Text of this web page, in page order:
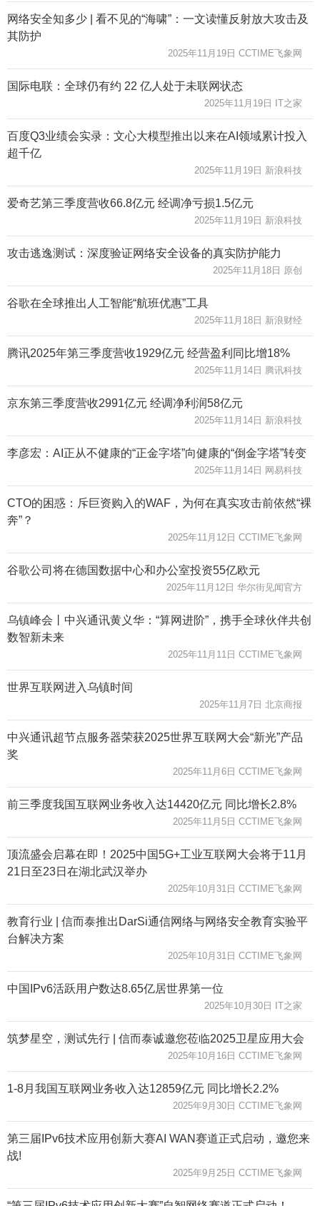
网络安全知多少 | 看不见的“海啸”：一文读懂反射放大攻击及
其防护
2025年11月19日 CCTIME飞象网
国际电联：全球仍有约 22 亿人处于未联网状态
2025年11月19日 IT之家
百度Q3业绩会实录：文心大模型推出以来在AI领域累计投入
超千亿
2025年11月19日 新浪科技
爱奇艺第三季度营收66.8亿元 经调净亏损1.5亿元
2025年11月19日 新浪科技
攻击逃逸测试：深度验证网络安全设备的真实防护能力
2025年11月18日 原创
谷歌在全球推出人工智能“航班优惠”工具
2025年11月18日 新浪财经
腾讯2025年第三季度营收1929亿元 经营盈利同比增18%
2025年11月14日 腾讯科技
京东第三季度营收2991亿元 经调净利润58亿元
2025年11月14日 新浪科技
李彦宏：AI正从不健康的“正金字塔”向健康的“倒金字塔”转变
2025年11月14日 网易科技
CTO的困惑：斥巨资购入的WAF，为何在真实攻击前依然“裸
奔”？
2025年11月12日 CCTIME飞象网
谷歌公司将在德国数据中心和办公室投资55亿欧元
2025年11月12日 华尔街见闻官方
乌镇峰会丨中兴通讯黄义华：“算网进阶”，携手全球伙伴共创
数智新未来
2025年11月11日 CCTIME飞象网
世界互联网进入乌镇时间
2025年11月7日 北京商报
中兴通讯超节点服务器荣获2025世界互联网大会“新光”产品
奖
2025年11月6日 CCTIME飞象网
前三季度我国互联网业务收入达14420亿元 同比增长2.8%
2025年11月5日 CCTIME飞象网
顶流盛会启幕在即！2025中国5G+工业互联网大会将于11月
21日至23日在湖北武汉举办
2025年10月31日 CCTIME飞象网
教育行业 | 信而泰推出DarSi通信网络与网络安全教育实验平
台解决方案
2025年10月31日 CCTIME飞象网
中国IPv6活跃用户数达8.65亿居世界第一位
2025年10月30日 IT之家
筑梦星空，测试先行 | 信而泰诚邀您莅临2025卫星应用大会
2025年10月16日 CCTIME飞象网
1-8月我国互联网业务收入达12859亿元 同比增长2.2%
2025年9月30日 CCTIME飞象网
第三届IPv6技术应用创新大赛AI WAN赛道正式启动，邀您来
战!
2025年9月25日 CCTIME飞象网